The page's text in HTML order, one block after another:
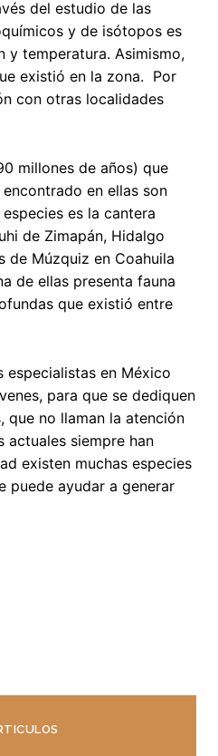
del estudio de las
y de isótopos es
y temperatura. Asimismo,
existió en la zona. Por
con otras localidades
millones de años) que
en ellas son
es la cantera
de Zimapán, Hidalgo
de Múzquiz en Coahuila
de ellas presenta fauna
que existió entre
especialistas en México
para que se dediquen
no llaman la atención
actuales siempre han
existen muchas especies
puede ayudar a generar